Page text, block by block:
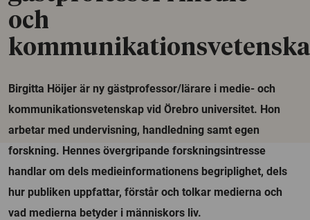
och
Birgitta Höijer är ny gästprofessor/lärare i medie- och
kommunikationsvetenskap vid Örebro universitet. Hon
arbetar med undervisning, handledning samt egen
forskning. Hennes övergripande forskningsintresse
handlar om dels medieinformationens begriplighet, dels
hur publiken uppfattar, förstår och tolkar medierna och
vad medierna betyder i människors liv.